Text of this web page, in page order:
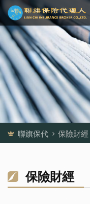
聯旗保代 保險財經
保險財經